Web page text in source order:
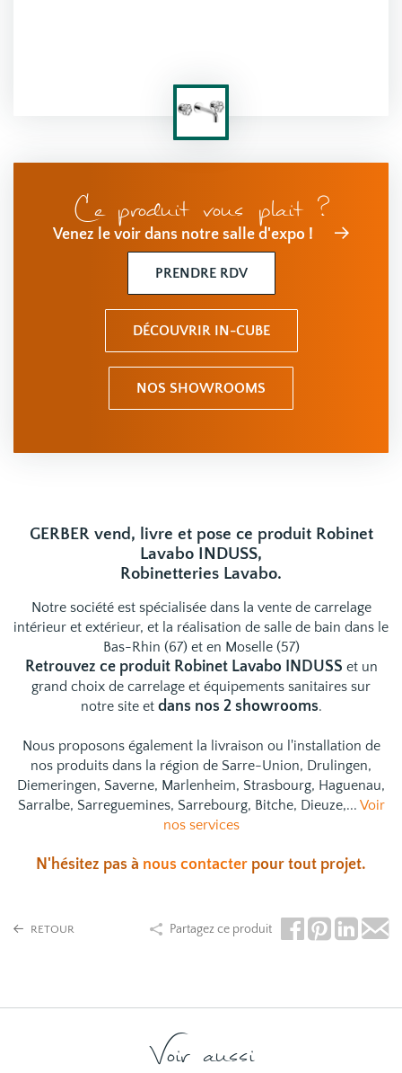
Ce produit vous plait ?
Venez le voir dans notre salle d'expo !
PRENDRE RDV
DÉCOUVRIR IN-CUBE
NOS SHOWROOMS
GERBER vend, livre et pose ce produit Robinet
Lavabo INDUSS,
Robinetteries Lavabo.
Notre société est spécialisée dans la vente de carrelage
intérieur et extérieur, et la réalisation de salle de bain dans le
Bas-Rhin (67) et en Moselle (57)
Retrouvez ce produit Robinet Lavabo INDUSS et un
grand choix de carrelage et équipements sanitaires sur
notre site et dans nos 2 showrooms.
Nous proposons également la livraison ou l'installation de
nos produits dans la région de Sarre-Union, Drulingen,
Diemeringen, Saverne, Marlenheim, Strasbourg, Haguenau,
Sarralbe, Sarreguemines, Sarrebourg, Bitche, Dieuze,... Voir
nos services
N'hésitez pas à nous contacter pour tout projet.
RETOUR Partagez ce produit